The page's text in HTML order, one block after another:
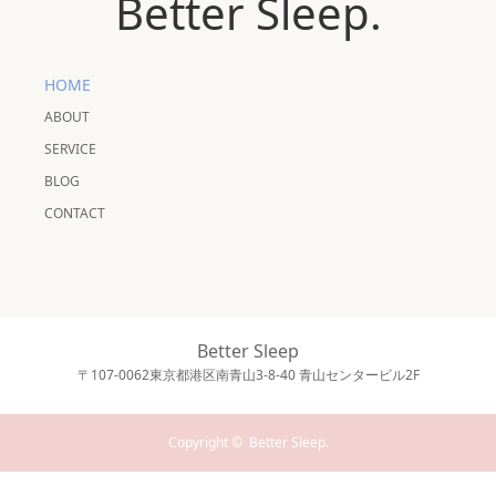
Better Sleep.
HOME
ABOUT
SERVICE
BLOG
CONTACT
Better Sleep
〒107-0062東京都港区南青山3-8-40 青山センタービル2F
Copyright © Better Sleep.